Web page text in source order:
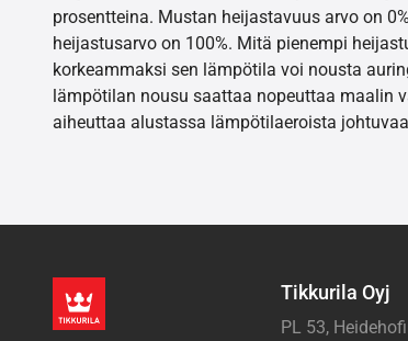
prosentteina. Mustan heijastavuus arvo on
heijastusarvo on 100%. Mitä pienempi
korkeammaksi sen lämpötila voi nousta
lämpötilan nousu saattaa nopeuttaa maalin
aiheuttaa alustassa lämpötilaeroista
Tikkurila Oyj
PL 53,